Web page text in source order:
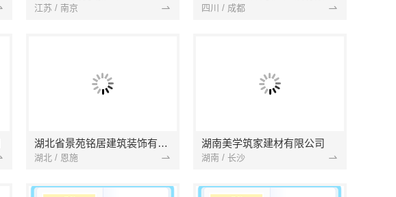
江苏 / 南京 四川 / 成都
湖北省景苑铭居建筑装饰有限公司
湖北 / 恩施
湖南美学筑家建材有限公司
湖南 / 长沙